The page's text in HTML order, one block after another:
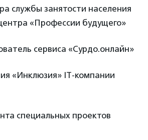
службы занятости населения
«Профессии будущего»
сервиса «Сурдо.онлайн»
«Инклюзия» IT-компании
специальных проектов